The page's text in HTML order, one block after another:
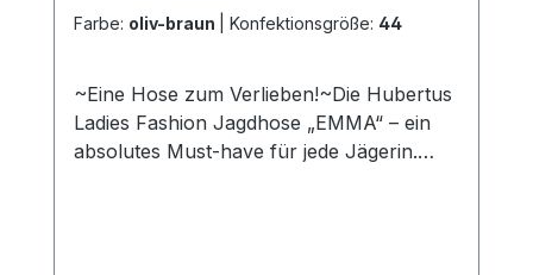
Farbe: oliv-braun Konfektionsgröße: 44
~Eine Hose zum Verlieben!~Die Hubertus
Ladies Fashion Jagdhose „EMMA“ – ein
absolutes Must-have für jede Jägerin.